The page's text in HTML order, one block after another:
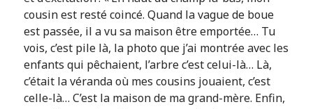
cousin est resté coincé. Quand la vague de boue
est passée, il a vu sa maison être emportée… Tu
vois, c’est pile là, la photo que j’ai montrée avec les
enfants qui pêchaient, l’arbre c’est celui-là… Là,
c’était la véranda où mes cousins jouaient, c’est
celle-là… C’est la maison de ma grand-mère. Enfin,